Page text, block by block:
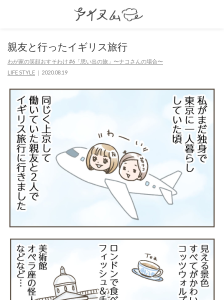
親友と行ったイギリス旅行
わが家の笑顔おすそわけ #6「思い出の旅」〜ナコさんの場合〜
LIFE STYLE
2020.08.19